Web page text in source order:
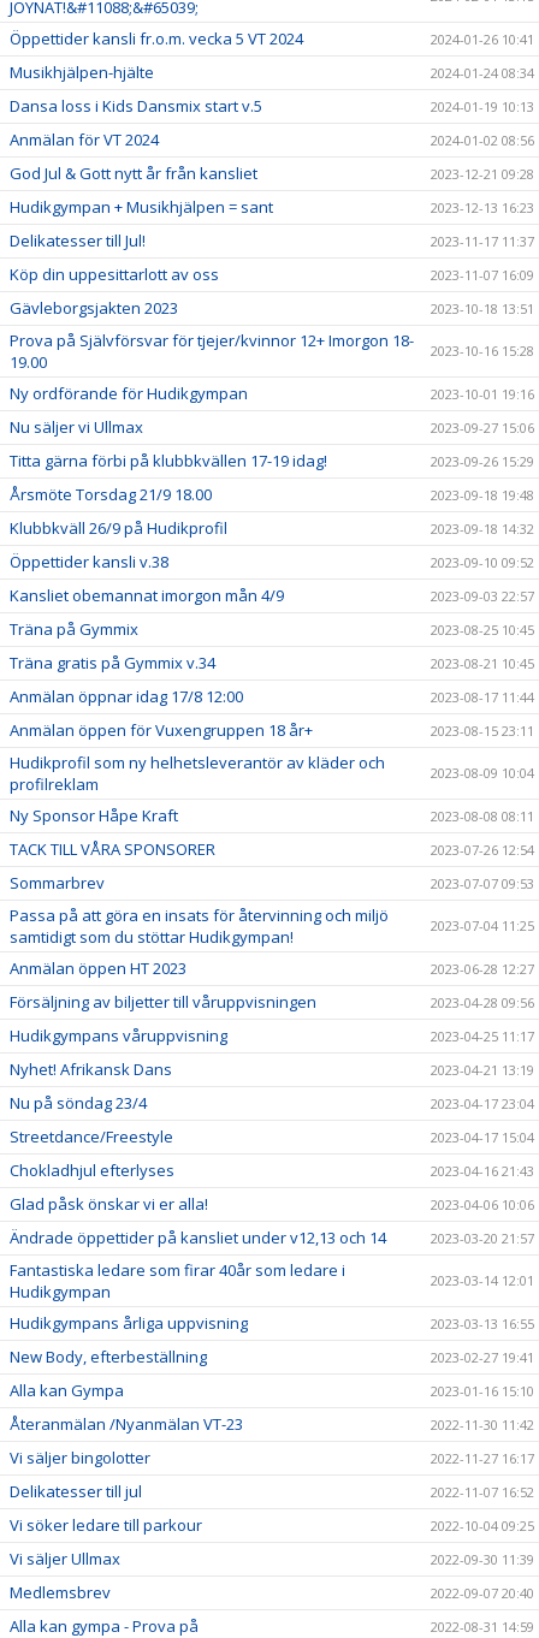
JOYNAT!&#11088;&#65039;
Öppettider kansli fr.o.m. vecka 5 VT 2024 2024-01-26 10:41
Musikhjälpen-hjälte 2024-01-24 08:34
Dansa loss i Kids Dansmix start v.5 2024-01-19 10:13
Anmälan för VT 2024 2024-01-02 08:56
God Jul & Gott nytt år från kansliet 2023-12-21 09:28
Hudikgympan + Musikhjälpen = sant 2023-12-13 16:23
Delikatesser till Jul! 2023-11-17 11:37
Köp din uppesittarlott av oss 2023-11-07 16:09
Gävleborgsjakten 2023 2023-10-18 13:51
Prova på Självförsvar för tjejer/kvinnor 12+ Imorgon 18-
19.00
2023-10-16 15:28
Ny ordförande för Hudikgympan 2023-10-01 19:16
Nu säljer vi Ullmax 2023-09-27 15:06
Titta gärna förbi på klubbkvällen 17-19 idag! 2023-09-26 15:29
Årsmöte Torsdag 21/9 18.00 2023-09-18 19:48
Klubbkväll 26/9 på Hudikprofil 2023-09-18 14:32
Öppettider kansli v.38 2023-09-10 09:52
Kansliet obemannat imorgon mån 4/9 2023-09-03 22:57
Träna på Gymmix 2023-08-25 10:45
Träna gratis på Gymmix v.34 2023-08-21 10:45
Anmälan öppnar idag 17/8 12:00 2023-08-17 11:44
Anmälan öppen för Vuxengruppen 18 år+ 2023-08-15 23:11
Hudikprofil som ny helhetsleverantör av kläder och
profilreklam
2023-08-09 10:04
Ny Sponsor Håpe Kraft 2023-08-08 08:11
TACK TILL VÅRA SPONSORER 2023-07-26 12:54
Sommarbrev 2023-07-07 09:53
Passa på att göra en insats för återvinning och miljö
samtidigt som du stöttar Hudikgympan!
2023-07-04 11:25
Anmälan öppen HT 2023 2023-06-28 12:27
Försäljning av biljetter till våruppvisningen 2023-04-28 09:56
Hudikgympans våruppvisning 2023-04-25 11:17
Nyhet! Afrikansk Dans 2023-04-21 13:19
Nu på söndag 23/4 2023-04-17 23:04
Streetdance/Freestyle 2023-04-17 15:04
Chokladhjul efterlyses 2023-04-16 21:43
Glad påsk önskar vi er alla! 2023-04-06 10:06
Ändrade öppettider på kansliet under v12,13 och 14 2023-03-20 21:57
Fantastiska ledare som firar 40år som ledare i
Hudikgympan
2023-03-14 12:01
Hudikgympans årliga uppvisning 2023-03-13 16:55
New Body, efterbeställning 2023-02-27 19:41
Alla kan Gympa 2023-01-16 15:10
Återanmälan /Nyanmälan VT-23 2022-11-30 11:42
Vi säljer bingolotter 2022-11-27 16:17
Delikatesser till jul 2022-11-07 16:52
Vi söker ledare till parkour 2022-10-04 09:25
Vi säljer Ullmax 2022-09-30 11:39
Medlemsbrev 2022-09-07 20:40
Alla kan gympa - Prova på 2022-08-31 14:59